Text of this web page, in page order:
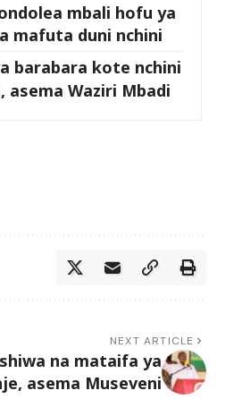
mbali hofu ya
mafuta duni nchini
barabara kote nchini
asema Waziri Mbadi
NEXT ARTICLE
na mataifa ya
asema Museveni